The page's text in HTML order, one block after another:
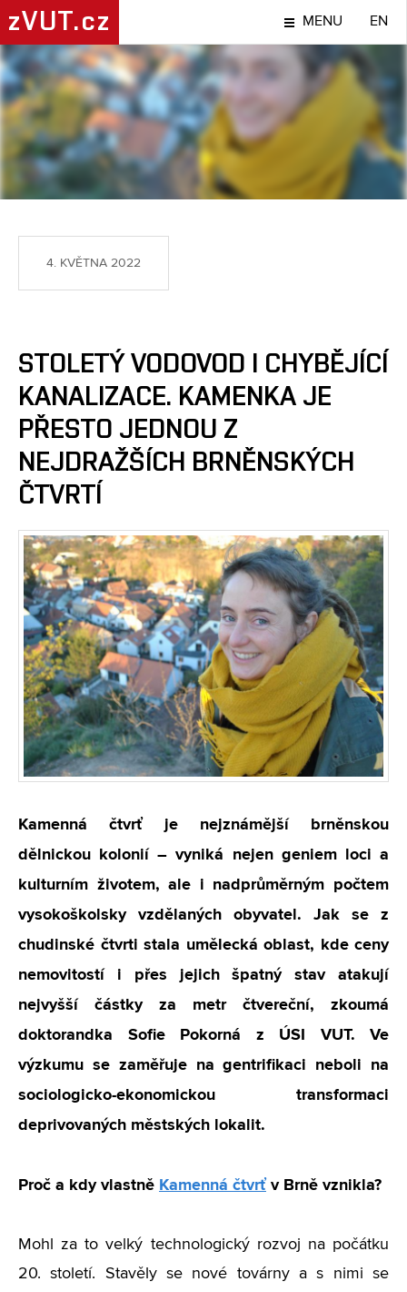
zVUT.cz MENU EN
TÉMA
4. KVĚTNA 2022
​​STOLETÝ VODOVOD I CHYBĚJÍCÍ
KANALIZACE. KAMENKA JE
PŘESTO JEDNOU Z
NEJDRAŽŠÍCH BRNĚNSKÝCH
ČTVRTÍ
Kamenná čtvrť je nejznámější brněnskou
dělnickou kolonií – vyniká nejen geniem loci a
kulturním životem, ale i nadprůměrným počtem
vysokoškolsky vzdělaných obyvatel. Jak se z
chudinské čtvrti stala umělecká oblast, kde ceny
nemovitostí i přes jejich špatný stav atakují
nejvyšší částky za metr čtvereční, zkoumá
doktorandka Sofie Pokorná z ÚSI VUT. Ve
výzkumu se zaměřuje na gentrifikaci neboli na
sociologicko-ekonomickou transformaci
deprivovaných městských lokalit.
Proč a kdy vlastně Kamenná čtvrťv Brně vznikla?
Mohl za to velký technologický rozvoj na počátku
20. století. Stavěly se nové továrny a s nimi se